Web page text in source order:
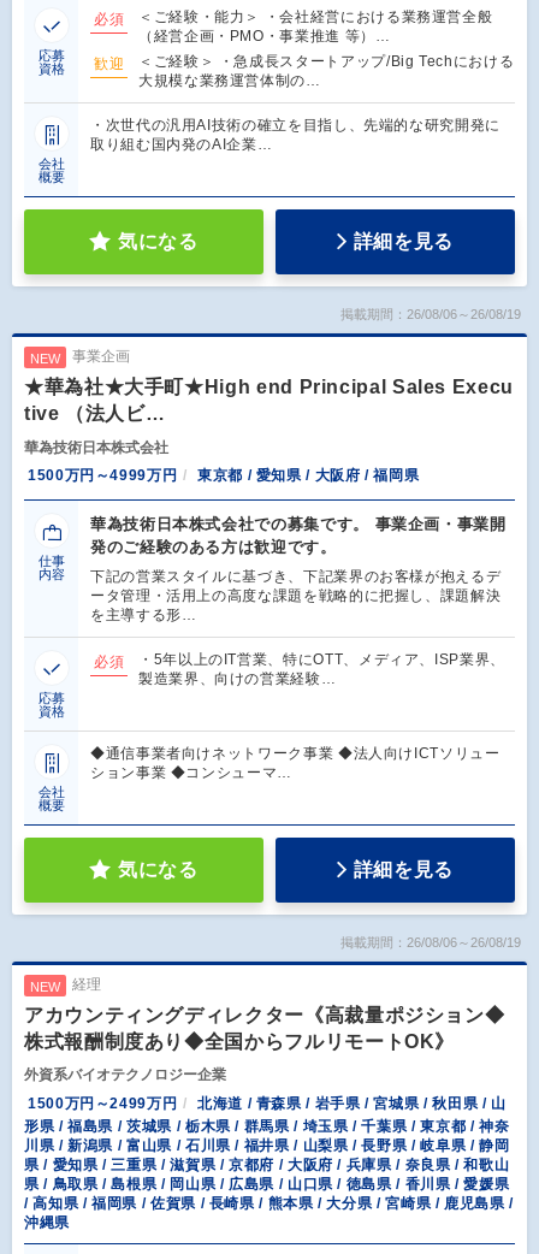
応募
資格
必須
＜ご経験・能力＞ ・会社経営における業務運営全般
（経営企画・PMO・事業推進 等）…
歓迎
＜ご経験＞ ・急成長スタートアップ/Big Techにおける
大規模な業務運営体制の…
会社
概要
・次世代の汎用AI技術の確立を目指し、先端的な研究開発に
取り組む国内発のAI企業…
気になる 詳細を見る
掲載期間：26/08/06～26/08/19
NEW 事業企画
★華為社★大手町★High end Principal Sales Execu
tive （法人ビ…
華為技術日本株式会社
1500万円～4999万円
東京都 / 愛知県 / 大阪府 / 福岡県
仕事
内容
華為技術日本株式会社での募集です。 事業企画・事業開
発のご経験のある方は歓迎です。
下記の営業スタイルに基づき、下記業界のお客様が抱えるデ
ータ管理・活用上の高度な課題を戦略的に把握し、課題解決
を主導する形…
応募
資格
必須
・5年以上のIT営業、特にOTT、メディア、ISP業界、
製造業界、向けの営業経験…
会社
概要
◆通信事業者向けネットワーク事業 ◆法人向けICTソリュー
ション事業 ◆コンシューマ…
気になる 詳細を見る
掲載期間：26/08/06～26/08/19
NEW 経理
アカウンティングディレクター《高裁量ポジション◆
株式報酬制度あり◆全国からフルリモートOK》
外資系バイオテクノロジー企業
1500万円～2499万円
北海道 / 青森県 / 岩手県 / 宮城県 / 秋田県 / 山
形県 / 福島県 / 茨城県 / 栃木県 / 群馬県 / 埼玉県 / 千葉県 / 東京都 / 神奈
川県 / 新潟県 / 富山県 / 石川県 / 福井県 / 山梨県 / 長野県 / 岐阜県 / 静岡
県 / 愛知県 / 三重県 / 滋賀県 / 京都府 / 大阪府 / 兵庫県 / 奈良県 / 和歌山
県 / 鳥取県 / 島根県 / 岡山県 / 広島県 / 山口県 / 徳島県 / 香川県 / 愛媛県
/ 高知県 / 福岡県 / 佐賀県 / 長崎県 / 熊本県 / 大分県 / 宮崎県 / 鹿児島県 /
沖縄県